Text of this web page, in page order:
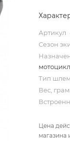
Артикул
Сезон
мотоцикл
Тип
Вес,
Цена
магазина